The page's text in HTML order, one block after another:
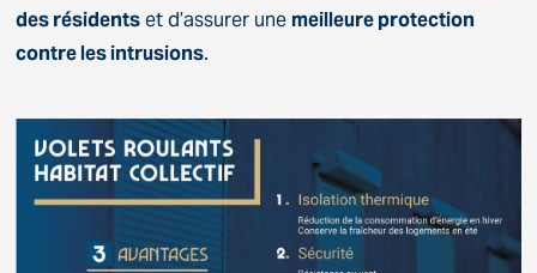
des résidentset d’assurer une meilleure protection
contre les intrusions.